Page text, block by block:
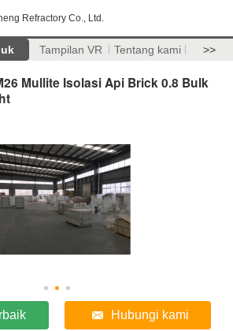
Refractory Co., Ltd.
Tampilan VR Tentang kami >>
Mullite Isolasi Api Brick 0.8 Bulk
Hubungi kami